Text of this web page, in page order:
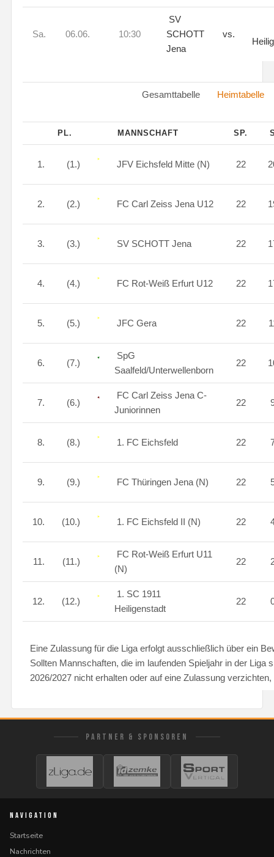
Sa. 06.06. 10:30
SV
SCHOTT
Jena
vs.
Gesamttabelle Heimtabelle
PL. MANNSCHAFT SP.
1. (1.) JFV Eichsfeld Mitte (N) 22
2. (2.) FC Carl Zeiss Jena U12 22
3. (3.) SV SCHOTT Jena 22
4. (4.) FC Rot-Weiß Erfurt U12 22
5. (5.) JFC Gera 22
6. (7.)
SpG
Saalfeld/Unterwellenborn
22
7. (6.)
FC Carl Zeiss Jena C-
Juniorinnen
22
8. (8.) 1. FC Eichsfeld 22
9. (9.) FC Thüringen Jena (N) 22
10. (10.) 1. FC Eichsfeld II (N) 22
11. (11.)
FC Rot-Weiß Erfurt U11
(N)
22
12. (12.)
1. SC 1911
Heiligenstadt
22
Eine Zulassung für die Liga erfolgt ausschließlich über ein
Sollten Mannschaften, die im laufenden Spieljahr in der Liga
2026/2027 nicht erhalten oder auf eine Zulassung
PARTNER & SPONSOREN
NAVIGATION
Startseite
Nachrichten